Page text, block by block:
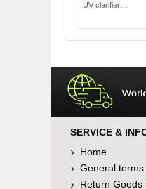
UV clarifier
SERVICE &
Home
General
Return Goods